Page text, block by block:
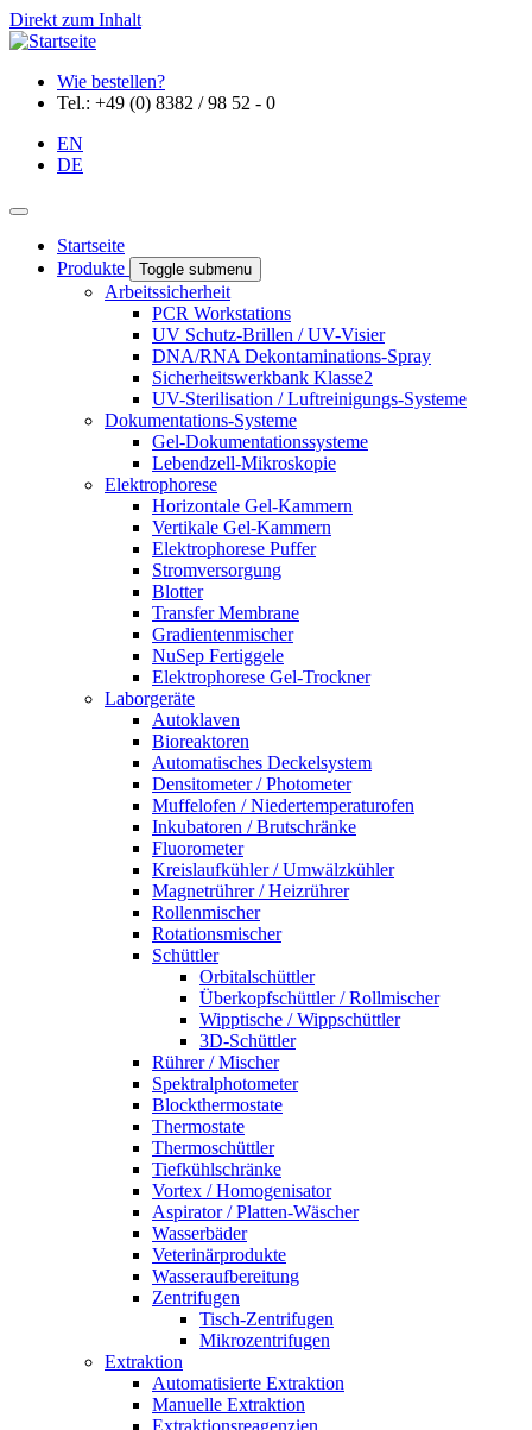
Direkt zum Inhalt
Wie bestellen?
Tel.: +49 (0) 8382 / 98 52 - 0
EN
DE
Startseite
Produkte
Toggle submenu
Arbeitssicherheit
PCR Workstations
UV Schutz-Brillen / UV-Visier
DNA/RNA Dekontaminations-Spray
Sicherheitswerkbank Klasse2
UV-Sterilisation / Luftreinigungs-Systeme
Dokumentations-Systeme
Gel-Dokumentationssysteme
Lebendzell-Mikroskopie
Elektrophorese
Horizontale Gel-Kammern
Vertikale Gel-Kammern
Elektrophorese Puffer
Stromversorgung
Blotter
Transfer Membrane
Gradientenmischer
NuSep Fertiggele
Elektrophorese Gel-Trockner
Laborgeräte
Autoklaven
Bioreaktoren
Automatisches Deckelsystem
Densitometer / Photometer
Muffelofen / Niedertemperaturofen
Inkubatoren / Brutschränke
Fluorometer
Kreislaufkühler / Umwälzkühler
Magnetrührer / Heizrührer
Rollenmischer
Rotationsmischer
Schüttler
Orbitalschüttler
Überkopfschüttler / Rollmischer
Wipptische / Wippschüttler
3D-Schüttler
Rührer / Mischer
Spektralphotometer
Blockthermostate
Thermostate
Thermoschüttler
Tiefkühlschränke
Vortex / Homogenisator
Aspirator / Platten-Wäscher
Wasserbäder
Veterinärprodukte
Wasseraufbereitung
Zentrifugen
Tisch-Zentrifugen
Mikrozentrifugen
Extraktion
Automatisierte Extraktion
Manuelle Extraktion
Extraktionsreagenzien